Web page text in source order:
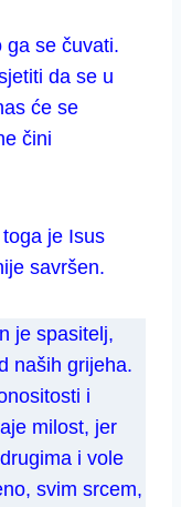
ga se čuvati.
da se u
će se
čini
je Isus
savršen.
je spasitelj,
naših grijeha.
i
milost, jer
i vole
svim srcem,